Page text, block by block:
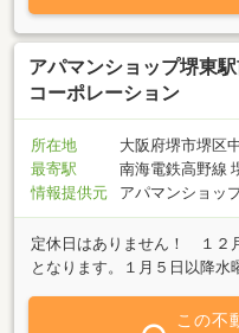
アパマンショップ堺東
コーポレーション
所在地
大阪府堺市堺区
最寄駅
南海電鉄高野線
情報提供元
アパマンショッ
定休日はありません！ １２
となります。１月５日以降水
この不